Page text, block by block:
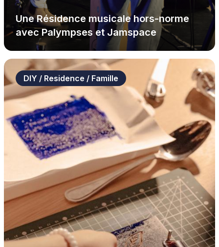
Une Résidence musicale hors-norme
avec Palympses et Jamspace
DIY / Residence / Famille